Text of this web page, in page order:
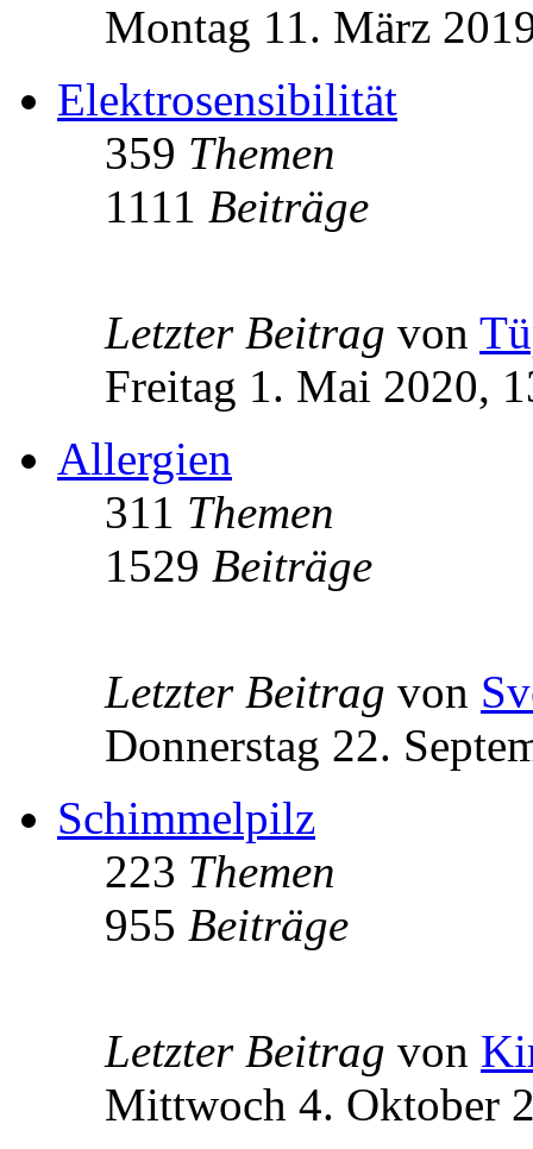
Montag 11. März
Elektrosensibilität
359 Themen
1111 Beiträge
Letzter Beitrag von
Freitag 1. Mai 2020,
Allergien
311 Themen
1529 Beiträge
Letzter Beitrag von
Donnerstag 22.
Schimmelpilz
223 Themen
955 Beiträge
Letzter Beitrag von
Mittwoch 4. Oktober